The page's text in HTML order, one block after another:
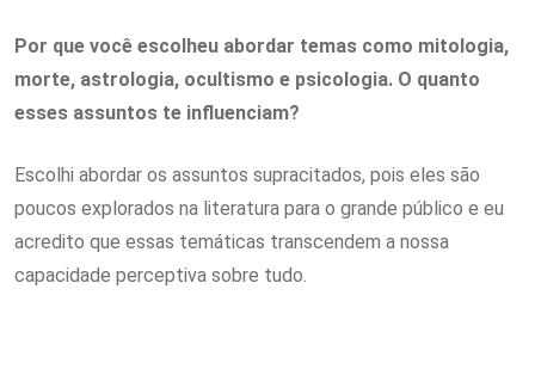
Por que você escolheu abordar temas como mitologia,
morte, astrologia, ocultismo e psicologia. O quanto
esses assuntos te influenciam?
Escolhi abordar os assuntos supracitados, pois eles são
poucos explorados na literatura para o grande público e eu
acredito que essas temáticas transcendem a nossa
capacidade perceptiva sobre tudo.